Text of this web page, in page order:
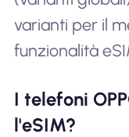
varianti per il
funzionalità
I telefoni
l'eSIM?